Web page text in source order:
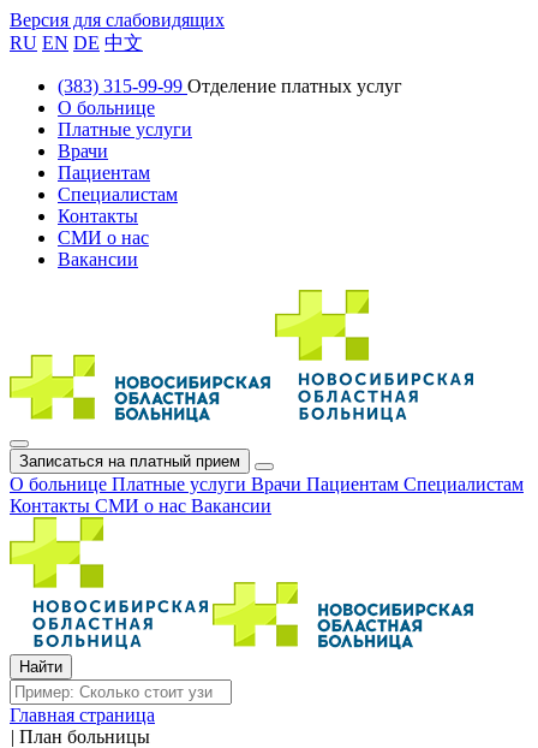
Версия для слабовидящих
RU EN DE 中文
(383) 315-99-99 Отделение платных услуг
О больнице
Платные услуги
Врачи
Пациентам
Специалистам
Контакты
СМИ о нас
Вакансии
Записаться на платный прием
О больнице Платные услуги Врачи Пациентам Специалистам
Контакты СМИ о нас Вакансии
Главная страница
| План больницы